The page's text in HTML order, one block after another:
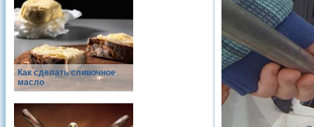
Как сделать сливочное
масло